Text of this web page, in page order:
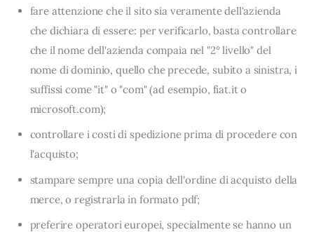
fare attenzione che il sito sia veramente dell'azienda
che dichiara di essere: per verificarlo, basta controllare
che il nome dell'azienda compaia nel "2° livello" del
nome di dominio, quello che precede, subito a sinistra, i
suffissi come "it" o "com" (ad esempio, fiat.it o
microsoft.com);
controllare i costi di spedizione prima di procedere con
l'acquisto;
stampare sempre una copia dell'ordine di acquisto della
merce, o registrarla in formato pdf;
preferire operatori europei, specialmente se hanno un